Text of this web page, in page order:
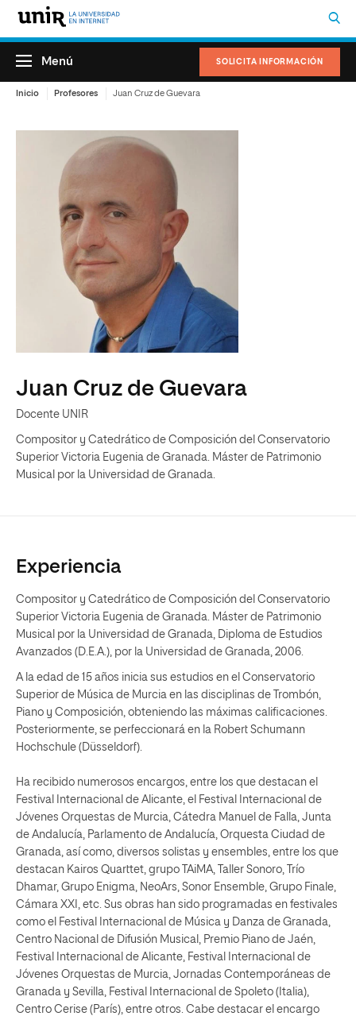
SOLICITA INFORMACIÓN
Menú
Inicio Profesores Juan Cruz de Guevara
Juan Cruz de Guevara
Docente UNIR
Compositor y Catedrático de Composición del Conservatorio
Superior Victoria Eugenia de Granada. Máster de Patrimonio
Musical por la Universidad de Granada.
Experiencia
Compositor y Catedrático de Composición del Conservatorio
Superior Victoria Eugenia de Granada. Máster de Patrimonio
Musical por la Universidad de Granada, Diploma de Estudios
Avanzados (D.E.A.), por la Universidad de Granada, 2006.
A la edad de 15 años inicia sus estudios en el Conservatorio
Superior de Música de Murcia en las disciplinas de Trombón,
Piano y Composición, obteniendo las máximas calificaciones.
Posteriormente, se perfeccionará en la Robert Schumann
Hochschule (Düsseldorf).
Ha recibido numerosos encargos, entre los que destacan el
Festival Internacional de Alicante, el Festival Internacional de
Jóvenes Orquestas de Murcia, Cátedra Manuel de Falla, Junta
de Andalucía, Parlamento de Andalucía, Orquesta Ciudad de
Granada, así como, diversos solistas y ensembles, entre los que
destacan Kairos Quarttet, grupo TAiMA, Taller Sonoro, Trío
Dhamar, Grupo Enigma, NeoArs, Sonor Ensemble, Grupo Finale,
Cámara XXI, etc. Sus obras han sido programadas en festivales
como el Festival Internacional de Música y Danza de Granada,
Centro Nacional de Difusión Musical, Premio Piano de Jaén,
Festival Internacional de Alicante, Festival Internacional de
Jóvenes Orquestas de Murcia, Jornadas Contemporáneas de
Granada y Sevilla, Festival Internacional de Spoleto (Italia),
Centro Cerise (París), entre otros. Cabe destacar el encargo